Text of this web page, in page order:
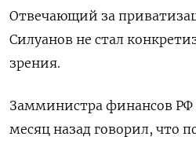
Отвечающий за
Силуанов не стал
зрения.
Замминистра финансов РФ
месяц назад говорил, что